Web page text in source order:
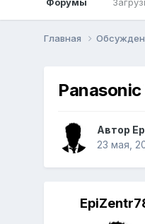
Главная
Автор
23 мая,